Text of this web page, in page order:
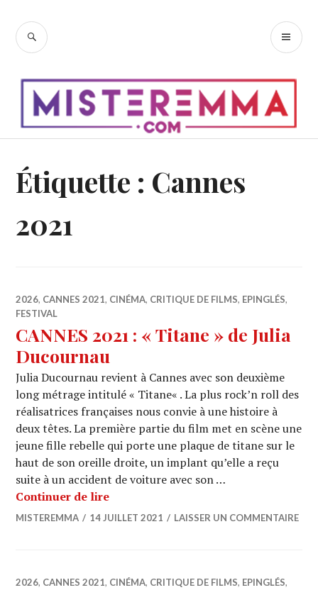
contenu
RECHERCHE
Étiquette : Cannes
2021
2026, CANNES 2021, CINÉMA, CRITIQUE DE FILMS, EPINGLÉS,
FESTIVAL
CANNES 2021 : « Titane » de Julia
Ducournau
Julia Ducournau revient à Cannes avec son deuxième
long métrage intitulé « Titane« . La plus rock’n roll des
réalisatrices françaises nous convie à une histoire à
deux têtes. La première partie du film met en scène une
jeune fille rebelle qui porte une plaque de titane sur le
haut de son oreille droite, un implant qu’elle a reçu
suite à un accident de voiture avec son …
Continuer de lireCANNES 2021 : « Titane » de Julia
MISTEREMMA 14 JUILLET 2021 LAISSER UN COMMENTAIRE
2026, CANNES 2021, CINÉMA, CRITIQUE DE FILMS, EPINGLÉS,